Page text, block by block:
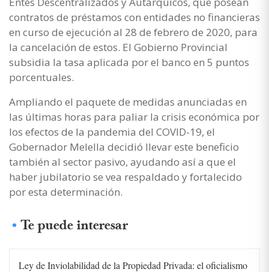
contratos de préstamos con entidades no financieras
en curso de ejecución al 28 de febrero de 2020, para
la cancelación de estos. El Gobierno Provincial
subsidia la tasa aplicada por el banco en 5 puntos
porcentuales.
Ampliando el paquete de medidas anunciadas en
las últimas horas para paliar la crisis económica por
los efectos de la pandemia del COVID-19, el
Gobernador Melella decidió llevar este beneficio
también al sector pasivo, ayudando así a que el
haber jubilatorio se vea respaldado y fortalecido
por esta determinación.
Te puede interesar
Ley de Inviolabilidad de la Propiedad Privada: el oficialismo